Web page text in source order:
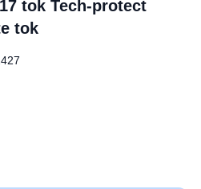
tok Tech-protect
tok